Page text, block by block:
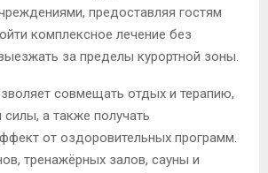
предоставляя гостям
комплексное лечение без
за пределы курортной зоны.
совмещать отдых и терапию,
а также получать
от оздоровительных программ.
тренажёрных залов, сауны и